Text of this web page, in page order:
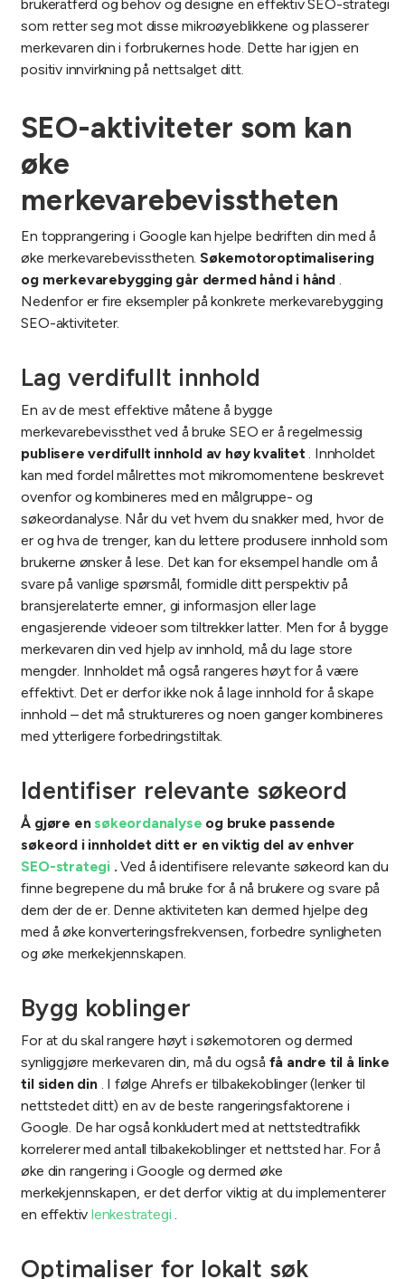
brukeratferd og behov og designe en effektiv SEO-strategi
som retter seg mot disse mikroøyeblikkene og plasserer
merkevaren din i forbrukernes hode. Dette har igjen en
positiv innvirkning på nettsalget ditt.
SEO-aktiviteter som kan
øke
merkevarebevisstheten
En topprangering i Google kan hjelpe bedriften din med å
øke merkevarebevisstheten. Søkemotoroptimalisering
og merkevarebygging går dermed hånd i hånd.
Nedenfor er fire eksempler på konkrete merkevarebygging
SEO-aktiviteter.
Lag verdifullt innhold
En av de mest effektive måtene å bygge
merkevarebevissthet ved åbruke SEO er å regelmessig
publisere verdifullt innhold av høy kvalitet. Innholdet
kan med fordel målrettes mot mikromomentene beskrevet
ovenfor og kombineres med en målgruppe- og
søkeordanalyse. Når du vet hvem du snakker med, hvor de
er og hva de trenger, kan du lettere produsere innhold som
brukerne ønsker å lese. Det kan for eksempel handle om å
svare på vanlige spørsmål, formidle ditt perspektiv på
bransjerelaterte emner, gi informasjon eller lage
engasjerende videoer som tiltrekker latter. Men for å bygge
merkevaren din ved hjelp av innhold, må du lage store
mengder. Innholdet må også rangeres høyt for å være
effektivt. Det er derfor ikke nok å lage innhold for å skape
innhold – det må struktureres og noen ganger kombineres
med ytterligere forbedringstiltak.
Identifiser relevante søkeord
Å gjøre ensøkeordanalyse og bruke passende
søkeord i innholdet ditt er en viktig del av enhver
SEO-strategi. Ved å identifisere relevante søkeord kan du
finne begrepene du må bruke for å nå brukere og svare på
dem der de er. Denne aktiviteten kan dermed hjelpe deg
med å øke konverteringsfrekvensen, forbedre synligheten
og øke merkekjennskapen.
Bygg koblinger
For at du skal rangere høyt i søkemotoren og dermed
synliggjøre merkevaren din, må du også få andre til å linke
til siden din. I følge Ahrefs er tilbakekoblinger (lenker til
nettstedet ditt) en av de beste rangeringsfaktorene i
Google. De har også konkludert med at nettstedtrafikk
korrelerer med antall tilbakekoblinger et nettsted har. For å
øke din rangering i Google og dermed øke
merkekjennskapen, er det derfor viktig at du implementerer
en effektiv lenkestrategi .
Optimaliser for lokalt søk